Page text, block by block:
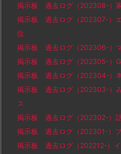
掲示板 過去ログ（202308-）
掲示板 過去ログ（202307-）エ
位
掲示板 過去ログ（202306-）
掲示板 過去ログ（202305-）
掲示板 過去ログ（202304-）
掲示板 過去ログ（202303-）
ス
掲示板 過去ログ（202302-）
掲示板 過去ログ（202301-）
掲示板 過去ログ（202212-）